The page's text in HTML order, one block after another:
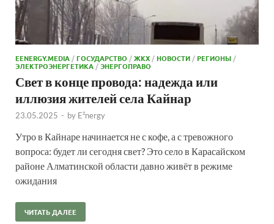
EENERGY.MEDIA /ГОСУДАРСТВО /ЖКХ /НОВОСТИ /РЕГИОНЫ /
ЭЛЕКТРОЭНЕРГЕТИКА /ЭНЕРГОПРАВО
Свет в конце провода: надежда или
иллюзия жителей села Кайнар
23.05.2025 - by E²nergy
Утро в Кайнаре начинается не с кофе, а с тревожного
вопроса: будет ли сегодня свет? Это село в Карасайском
районе Алматинской области давно живёт в режиме
ожидания
ЧИТАТЬ ДАЛЕЕ